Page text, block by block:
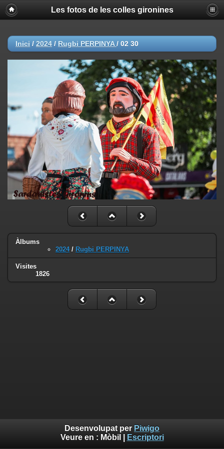
Les fotos de les colles gironines
Inici / 2024 / Rugbi PERPINYA/ 02 30
Àlbums
2024/ Rugbi PERPINYA
Visites
1826
Desenvolupat per Piwigo
Veure en : Mòbil Escriptori